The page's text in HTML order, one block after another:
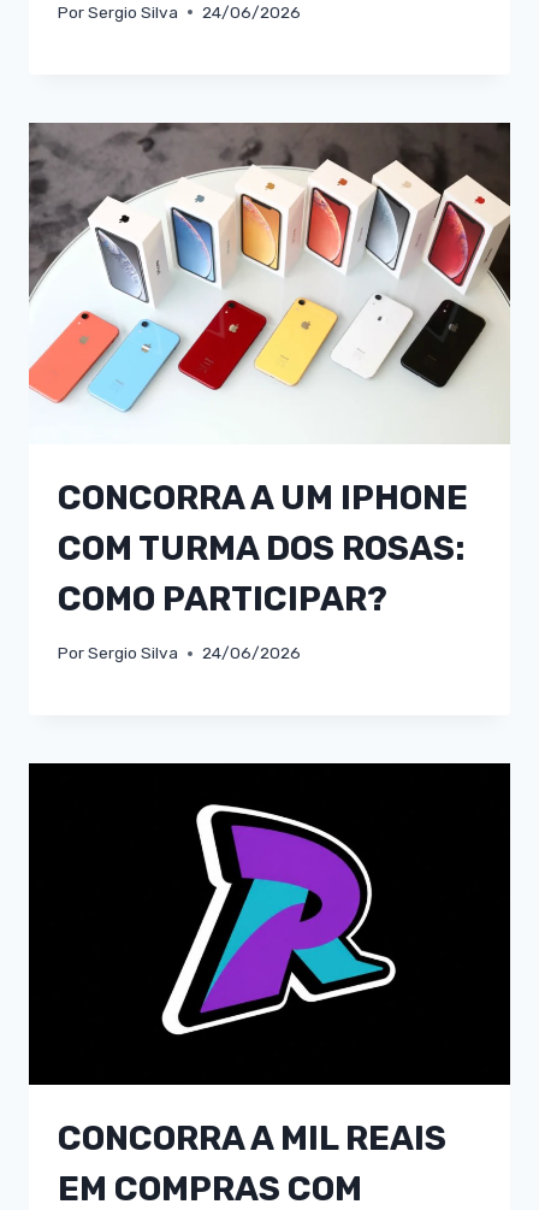
PorSergio Silva 24/06/2026
CONCORRA A UM IPHONE
COM TURMA DOS ROSAS:
COMO PARTICIPAR?
PorSergio Silva 24/06/2026
CONCORRA A MIL REAIS
EM COMPRAS COM